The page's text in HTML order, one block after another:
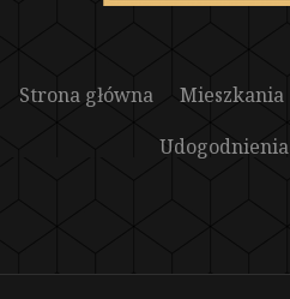
Strona główna Mieszkania
Udogodnienia